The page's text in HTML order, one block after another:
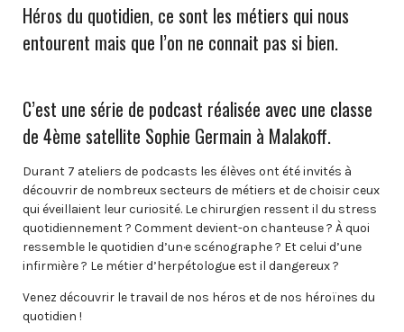
Héros du quotidien, ce sont les métiers qui nous
entourent mais que l’on ne connait pas si bien.
C’est une série de podcast réalisée avec une classe
de 4ème satellite Sophie Germain à Malakoff.
Durant 7 ateliers de podcasts les élèves ont été invités à
découvrir de nombreux secteurs de métiers et de choisir ceux
qui éveillaient leur curiosité. Le chirurgien ressent il du stress
quotidiennement ? Comment devient-on chanteuse ? À quoi
ressemble le quotidien d’un·e scénographe ? Et celui d’une
infirmière ? Le métier d’herpétologue est il dangereux ?
Venez découvrir le travail de nos héros et de nos héroïnes du
quotidien !